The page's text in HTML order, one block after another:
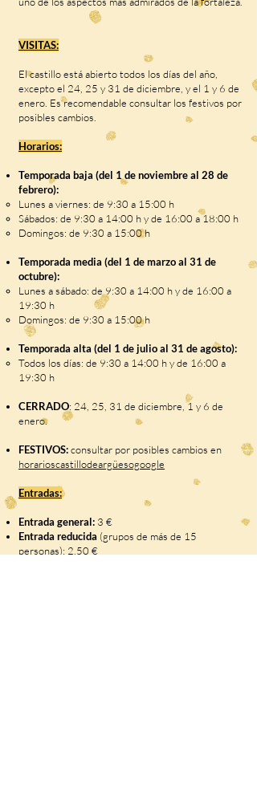
VISITAS:
El castillo está abierto todos los días del año,
excepto el 24, 25 y 31 de diciembre, y el 1 y 6 de
enero. Es recomendable consultar los festivos por
posibles cambios.
Horarios:
Temporada baja (del 1 de noviembre al 28 de
febrero):
Lunes a viernes: de 9:30 a 15:00 h
Sábados: de 9:30 a 14:00 h y de 16:00 a 18:00 h
Domingos: de 9:30 a 15:00 h
Temporada media (del 1 de marzo al 31 de
octubre):
Lunes a sábado: de 9:30 a 14:00 h y de 16:00 a
19:30 h
Domingos: de 9:30 a 15:00 h
Temporada alta (del 1 de julio al 31 de agosto):
Todos los días: de 9:30 a 14:00 h y de 16:00 a
19:30 h
CERRADO: 24, 25, 31 de diciembre, 1 y 6 de
enero.
FESTIVOS:consultar por posibles cambios en
horarioscastillodeargüesogoogle
Entradas:
Entrada general: 3 €
Entrada reducida (grupos de más de 15
personas): 2,50 €